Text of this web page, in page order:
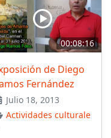
00:08:16
de Diego
Fernández
Julio 18, 2013
Actividades culturale